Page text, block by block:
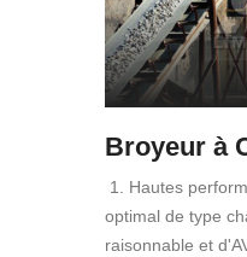
Broyeur à
1. Hautes
optimal de type
raisonnable et